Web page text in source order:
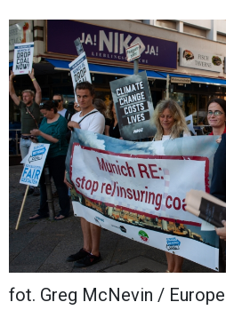
fot. Greg McNevin /